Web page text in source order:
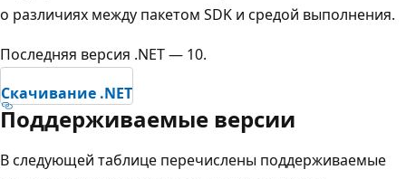
о различиях между пакетом SDK и средой выполнения.
Последняя версия .NET — 10.
Скачивание .NET
Поддерживаемые версии
В следующей таблице перечислены поддерживаемые